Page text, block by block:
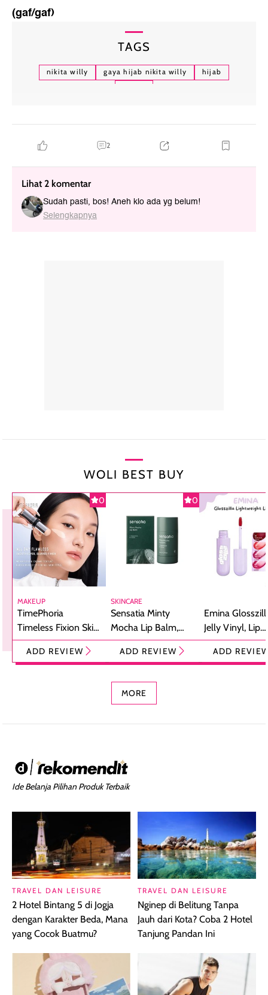
(gaf/gaf)
TAGS
nikita willy gaya hijab nikita willy
hijab
2
Lihat 2 komentar
Sudah pasti, bos! Aneh klo ada yg belum!
Selengkapnya
WOLI BEST BUY
0
MAKEUP
TimePhoria
Timeless Fixion Skin
Tint Stick,
Foundation dan
ADD REVIEW
0
SKINCARE
Sensatia Minty
Mocha Lip Balm,
Pelembap Bibir
dengan Aroma
ADD REVIEW
Emina
Jelly Vinyl, Lip
Cream Glossy
Ringan
ADD
MORE
Ide Belanja Pilihan Produk Terbaik
TRAVEL DAN LEISURE
2 Hotel Bintang 5 di Jogja
dengan Karakter Beda, Mana
yang Cocok Buatmu?
TRAVEL DAN LEISURE
Nginep di Belitung Tanpa
Jauh dari Kota? Coba 2 Hotel
Tanjung Pandan Ini